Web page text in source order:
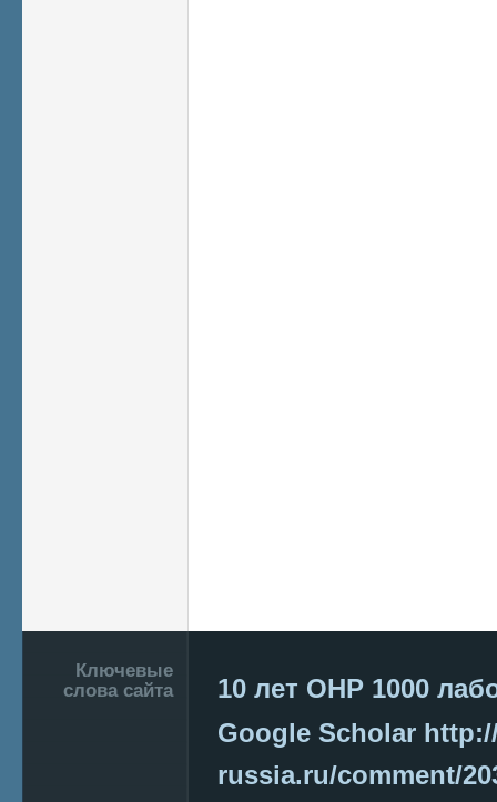
Подвал
Ключевые
слова сайта
10 лет ОНР 1000
Google Scholar
russia.ru/comment/